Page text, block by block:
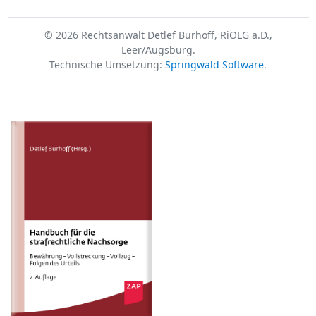
© 2026 Rechtsanwalt Detlef Burhoff, RiOLG a.D.,
Leer/Augsburg.
Technische Umsetzung: Springwald Software.